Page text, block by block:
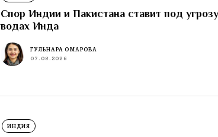
Спор Индии и Пакистана ставит под
водах Инда
ГУЛЬНАРА ОМАРОВА
07.08.2026
ИНДИЯ